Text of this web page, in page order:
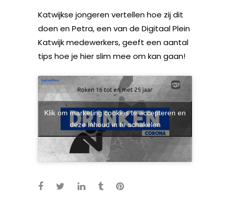
Katwijkse jongeren vertellen hoe zij dit
doen en Petra, een van de Digitaal Plein
Katwijk medewerkers, geeft een aantal
tips hoe je hier slim mee om kan gaan!
Klik om marketing cookies te accepteren en
deze inhoud in te schakelen